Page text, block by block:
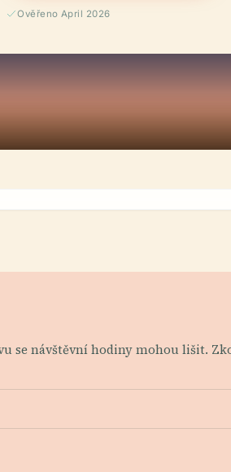
Ověřeno April 2026
se návštěvní hodiny mohou lišit.